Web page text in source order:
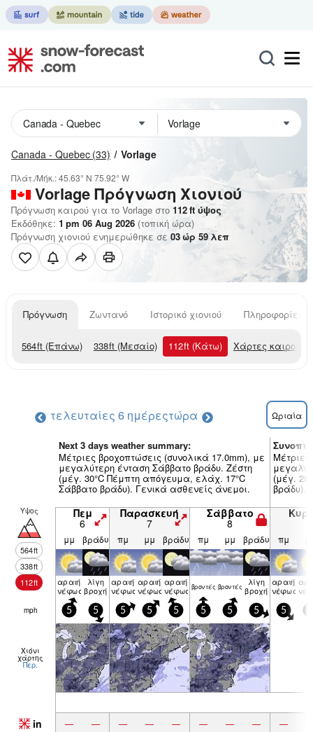
Canada - Quebec (33) Vorlage
Πλάτ./Μήκ.:45.63° N 75.92° W
VorlageΠρόγνωση Χιονιού
Πρόγνωση καιρού για το Vorlage στο 112ft ύψος
Εκδόθηκε: 1 pm 06 Aug 2026 (τοπική ώρα)
Πρόγνωση χιονιού ενημερώθηκε σε 03ώρ 59λεπ
Πρόγνωση Ζωντανό Ιστορικό χιονιού Πληροφορίες
564ft (Επάνω) 338ft (Μεσαίο) 112ft (Κάτω) Χάρτες καιρού
τελευταίες 6 ημέρεςτώρα Ωριαία
Next 3 days weather summary:
Μέτριες βροχοπτώσεις (συνολικά 17.0mm), με
μεγαλύτερη ένταση Σάββατο βράδυ. Ζέστη
(μέγ. 30°C Πέμπτη απόγευμα, ελάχ. 17°C
Σάββατο βράδυ). Γενικά ασθενείς άνεμοι.
(μέγ.
βράδυ).
Υψος
564ft
338ft
112ft
Πεμ
6
Παρασκευή
7
Σάββατο
8
μμ βράδυ πμ μμ βράδυ πμ μμ βράδυ πμ
αραιή
νέφωση
λίγη
βροχή
αραιή
νέφωση
αραιή
νέφωση
αραιή
νέφωσηβρον­τές βρον­τές λίγη
βροχή
αραιή
νέφωση
mph 5 5 5 5 5 5 5 5 5
Χιόνι
χάρτης
Περ.
in — — — — — — — — —